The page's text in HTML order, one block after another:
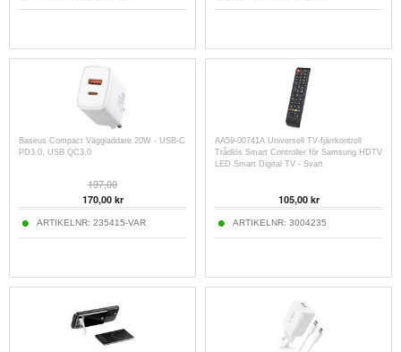
Baseus Compact Väggladdare 20W - USB-C
PD3.0, USB QC3.0
197,00
170,00 kr
ARTIKELNR: 235415-VAR
AA59-00741A Universell TV-fjärrkontroll
Trådlös Smart Controller för Samsung HDTV
LED Smart Digital TV - Svart
105,00 kr
ARTIKELNR: 3004235